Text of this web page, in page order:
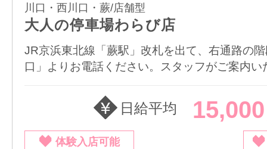
川口・西川口・蕨/店舗型
大人の停車場わらび店
JR京浜東北線「蕨駅」改札を出て、右通路の
口」よりお電話ください。スタッフがご案内い
日給平均
体験入店可能